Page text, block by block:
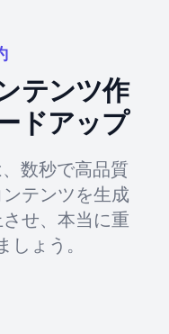
テンツ作
ドアップ
数秒で高品質
テンツを生成
せ、本当に重
ょう。